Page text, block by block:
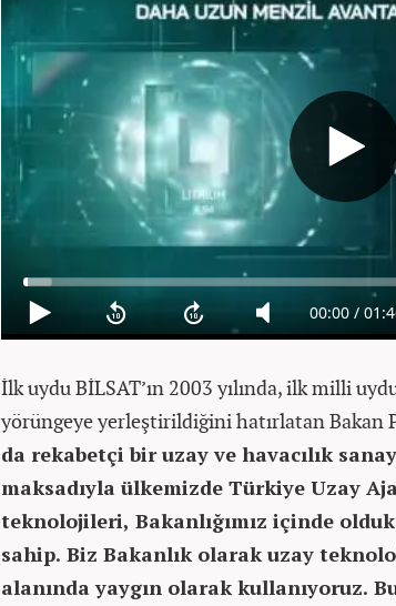
İlk uydu BİLSAT’ın 2003 yılında, ilk milli
yörüngeye yerleştirildiğini hatırlatan Bakan
da rekabetçi bir uzay ve havacılık
maksadıyla ülkemizde Türkiye Uzay
teknolojileri, Bakanlığımız içinde
sahip. Biz Bakanlık olarak uzay
alanında yaygın olarak kullanıyoruz.